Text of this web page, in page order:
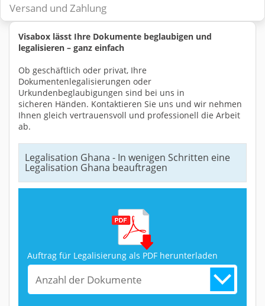
Versand und Zahlung
Visabox lässt Ihre Dokumente beglaubigen und
legalisieren – ganz einfach
Ob geschäftlich oder privat, Ihre
Dokumentenlegalisierungen oder
Urkundenbeglaubigungen sind bei uns in
sicheren Händen. Kontaktieren Sie uns und wir nehmen
Ihnen gleich vertrauensvoll und professionell die Arbeit
ab.
Legalisation Ghana - In wenigen Schritten eine
Legalisation Ghana beauftragen
Auftrag für Legalisierung als PDF herunterladen
Anzahl der Dokumente